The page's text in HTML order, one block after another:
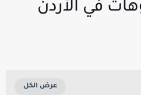
في الأردن